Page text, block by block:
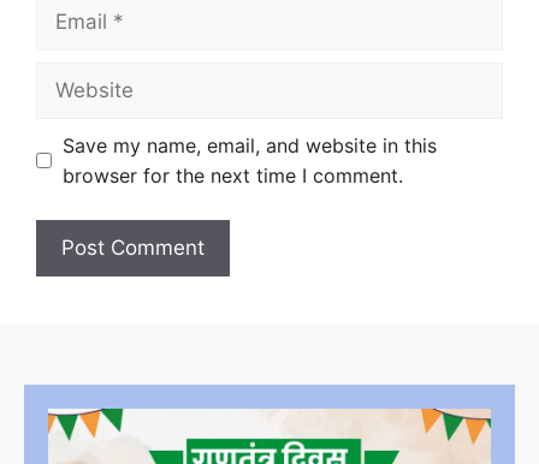
Save my name, email, and website in this
browser for the next time I comment.